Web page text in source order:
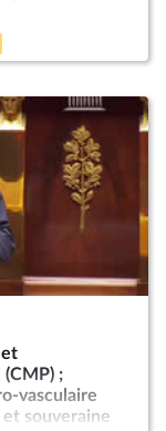
et
;
vasculaire
souveraine